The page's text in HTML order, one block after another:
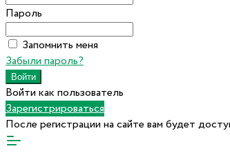
Пароль
Запомнить меня
Забыли пароль?
Войти как пользователь
Зарегистрироваться
После регистрации на сайте вам будет